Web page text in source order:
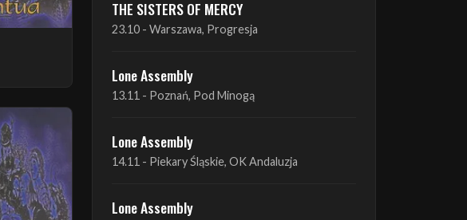
Lone Assembly
13.11 - Poznań, Pod Minogą
Lone Assembly
14.11 - Piekary Śląskie, OK Andaluzja
Lone Assembly
15.11 - Warszawa, Potok
Zobacz wszystkie zbliżające się koncerty